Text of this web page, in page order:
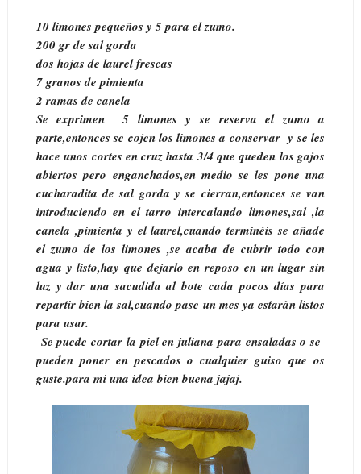
10 limones pequeños y 5 para el zumo.
200 gr de sal gorda
dos hojas de laurel frescas
7 granos de pimienta
2 ramas de canela
Se exprimen 5 limones y se reserva el zumo a
parte,entonces se cojen los limones a conservar y se les
hace unos cortes en cruz hasta 3/4 que queden los gajos
abiertos pero enganchados,en medio se les pone una
cucharadita de sal gorda y se cierran,entonces se van
introduciendo en el tarro intercalando limones,sal ,la
canela ,pimienta y el laurel,cuando terminéis se añade
el zumo de los limones ,se acaba de cubrir todo con
agua y listo,hay que dejarlo en reposo en un lugar sin
luz y dar una sacudida al bote cada pocos días para
repartir bien la sal,cuando pase un mes ya estarán listos
para usar.
Se puede cortar la piel en juliana para ensaladas o se
pueden poner en pescados o cualquier guiso que os
guste.para mi una idea bien buena jajaj.